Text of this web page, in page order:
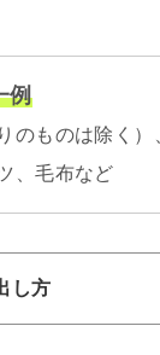
例
のものは除く）
、毛布など
し方